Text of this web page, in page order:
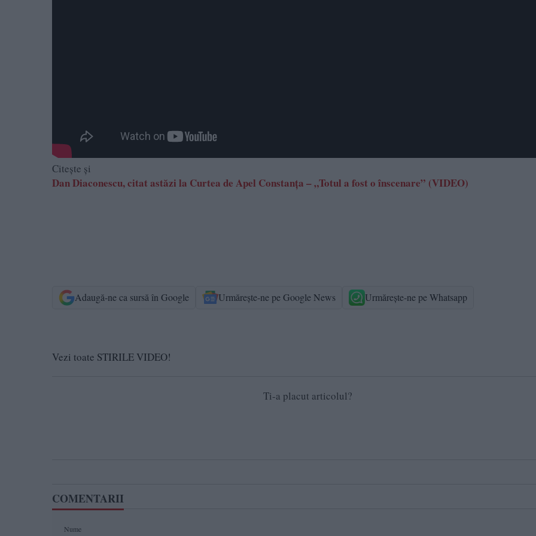
Citește și
Dan Diaconescu, citat astăzi la Curtea de Apel Constanța – „Totul a fost o înscenare” (VIDEO)
Adaugă-ne ca sursă în Google Urmărește-ne pe Google News Urmărește-ne pe Whatsapp
Vezi toate STIRILE VIDEO!
Ti-a placut articolul?
COMENTARII
Nume